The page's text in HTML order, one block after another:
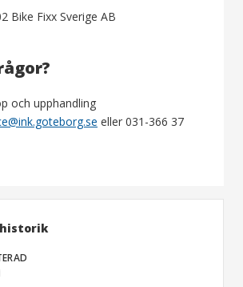
Bike Fixx Sverige AB
och upphandling
eller 031-366 37